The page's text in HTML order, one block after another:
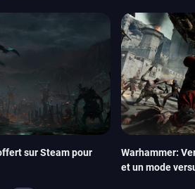
sur Steam pour
Warhammer:
et un mode